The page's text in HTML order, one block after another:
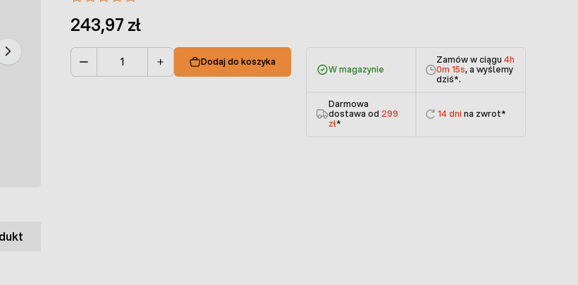
243,97 zł
Dodaj do koszyka
W magazynie
Zamów w ciągu 4h
0m 15s, a wyślemy
dziś*.
Darmowa
dostawa od 299
zł*
14 dni na zwrot*